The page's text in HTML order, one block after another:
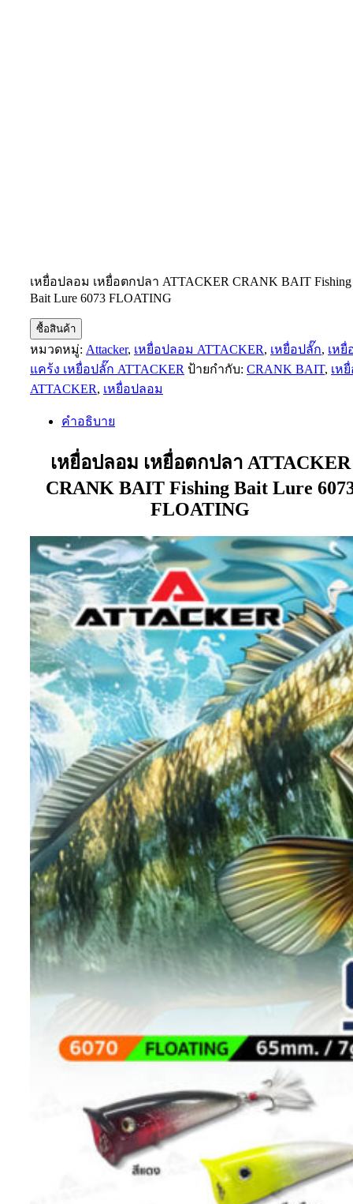
เหยื่อปลอม เหยื่อตกปลา ATTACKER CRANK BAIT Fishing
Bait Lure 6073 FLOATING
ซื้อสินค้า
หมวดหมู่: Attacker, เหยื่อปลอม ATTACKER, เหยื่อปลั๊ก, เหยื่
แคร้ง เหยื่อปลั๊ก ATTACKER ป้ายกำกับ: CRANK BAIT, เห
ATTACKER, เหยื่อปลอม
คำอธิบาย
เหยื่อปลอม เหยื่อตกปลา ATTACKER
CRANK BAIT Fishing Bait Lure
FLOATING